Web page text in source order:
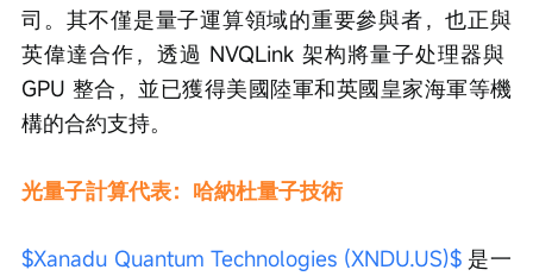
司。其不僅是量子運算領域的重要參與者，也正與
英偉達合作，透過 NVQLink 架构將量子处理器與
GPU 整合，並已獲得美國陸軍和英國皇家海軍等機
構的合約支持。
光量子計算代表：哈納杜量子技術
$Xanadu Quantum Technologies (XNDU.US)$ 是一